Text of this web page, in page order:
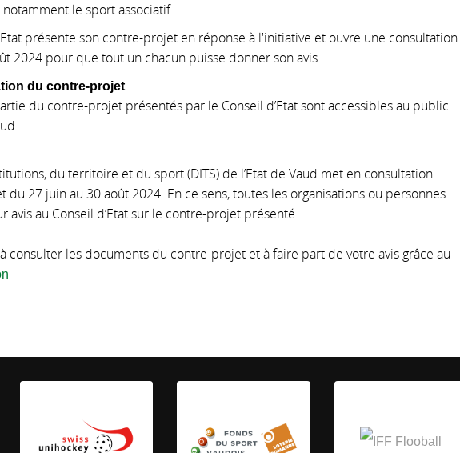
le sport associatif.
présente son contre-projet en réponse à l'initiative et ouvre une consultation
2024 pour que tout un chacun puisse donner son avis.
du contre-projet
du contre-projet présentés par le Conseil d’Etat sont accessibles au public
du territoire et du sport (DITS) de l’Etat de Vaud met en consultation
27 juin au 30 août 2024. En ce sens, toutes les organisations ou personnes
avis au Conseil d’Etat sur le contre-projet présenté.
consulter les documents du contre-projet et à faire part de votre avis grâce au